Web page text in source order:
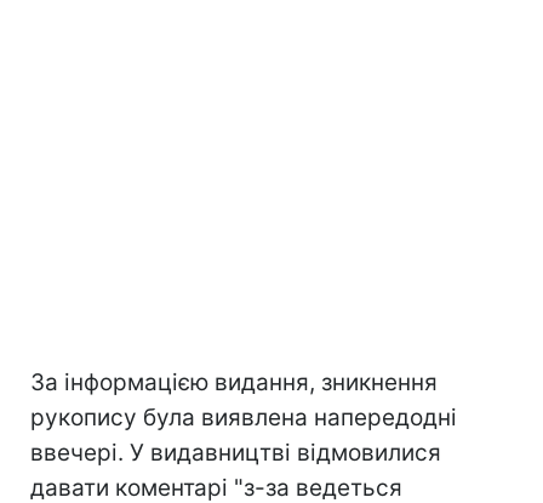
За інформацією видання, зникнення
рукопису була виявлена напередодні
ввечері. У видавництві відмовилися
давати коментарі "з-за ведеться